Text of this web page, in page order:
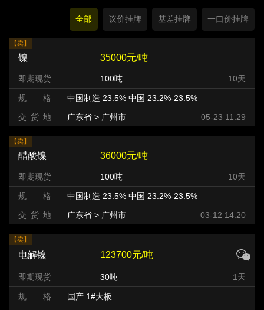
全部
议价挂牌 基差挂牌 一口价挂牌
【卖】
镍 35000元/吨
即期现货 100吨 10天
规 格
中国制造 23.5% 中国 23.2%-23.5%
交 货 地
广东省 > 广州市 > 05-23 11:29
【卖】
醋酸镍 36000元/吨
即期现货 100吨 10天
规 格
中国制造 23.5% 中国 23.2%-23.5%
交 货 地
广东省 > 广州市 > 03-12 14:20
【卖】
电解镍 123700元/吨
即期现货 30吨 1天
规 格
国产 1#大板